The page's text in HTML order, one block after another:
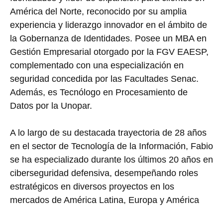
América del Norte, reconocido por su amplia
experiencia y liderazgo innovador en el ámbito de
la Gobernanza de Identidades. Posee un MBA en
Gestión Empresarial otorgado por la FGV EAESP,
complementado con una especialización en
seguridad concedida por las Facultades Senac.
Además, es Tecnólogo en Procesamiento de
Datos por la Unopar.
A lo largo de su destacada trayectoria de 28 años
en el sector de Tecnología de la Información, Fabio
se ha especializado durante los últimos 20 años en
ciberseguridad defensiva, desempeñando roles
estratégicos en diversos proyectos en los
mercados de América Latina, Europa y América